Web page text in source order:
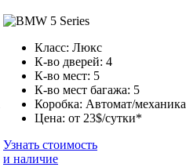
Класс: Люкс
К-во дверей: 4
К-во мест: 5
К-во мест багажа: 5
Коробка: Автомат/механика
Цена: от 23$/сутки*
Узнать стоимость
и наличие